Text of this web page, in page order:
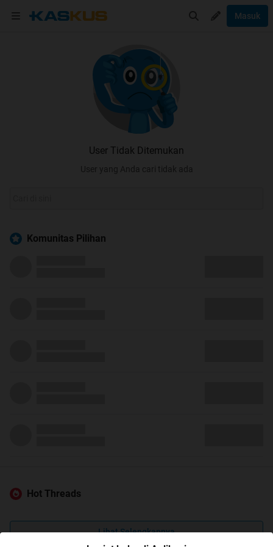
Masuk
User Tidak Ditemukan
User yang Anda cari tidak ada
Komunitas Pilihan
Hot Threads
Lihat Selengkapnya